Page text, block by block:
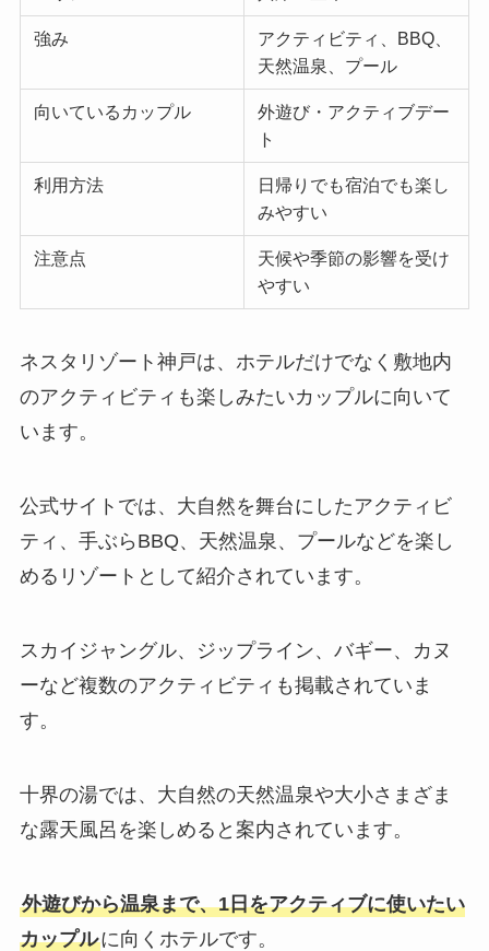
強み
アクティビティ、BBQ、
天然温泉、プール
向いているカップル
外遊び・アクティブデー
ト
利用方法
日帰りでも宿泊でも楽し
みやすい
注意点
天候や季節の影響を受け
やすい
ネスタリゾート神戸は、ホテルだけでなく敷地内
のアクティビティも楽しみたいカップルに向いて
います。
公式サイトでは、大自然を舞台にしたアクティビ
ティ、手ぶらBBQ、天然温泉、プールなどを楽し
めるリゾートとして紹介されています。
スカイジャングル、ジップライン、バギー、カヌ
ーなど複数のアクティビティも掲載されていま
す。
十界の湯では、大自然の天然温泉や大小さまざま
な露天風呂を楽しめると案内されています。
外遊びから温泉まで、1日をアクティブに使いたい
カップルに向くホテルです。